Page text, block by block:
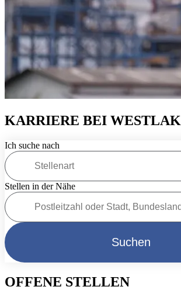
KARRIERE BEI
Ich suche nach
Stellen in der Nähe
Suchen
OFFENE STELLEN